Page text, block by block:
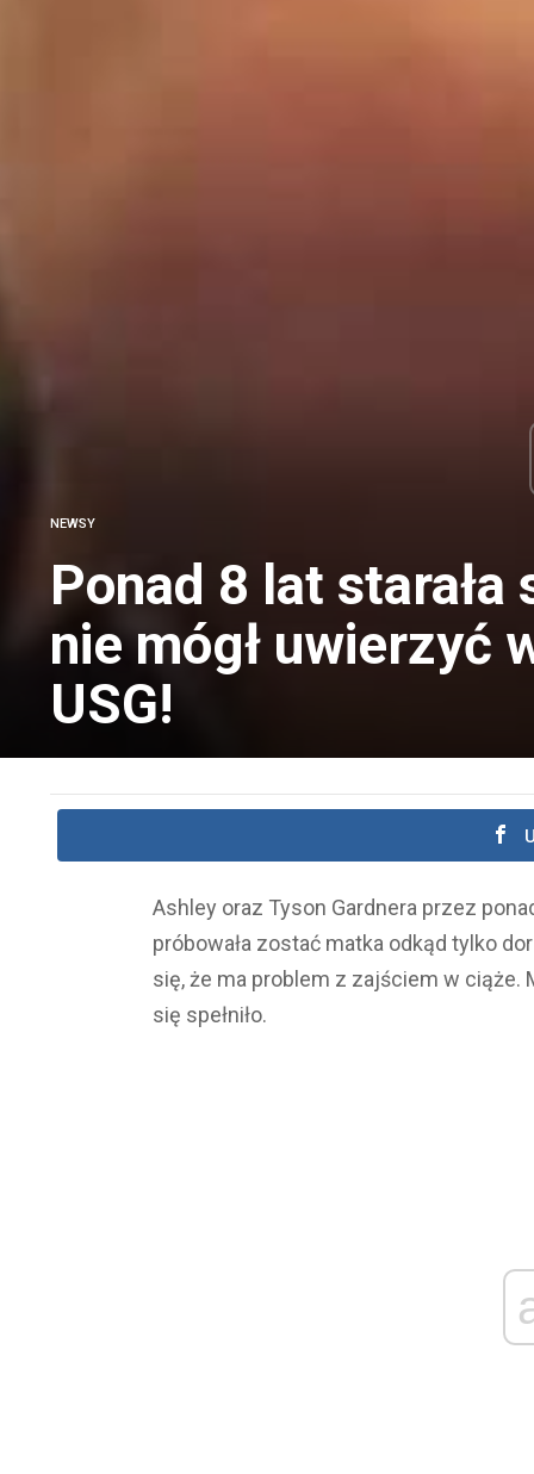
NEWSY
Ponad 8 lat
nie mógł uwierzyć
USG!
Ashley oraz Tyson Gardnera przez
próbowała zostać matka odkąd tylko
się, że ma problem z zajściem w ciąże.
się spełniło.